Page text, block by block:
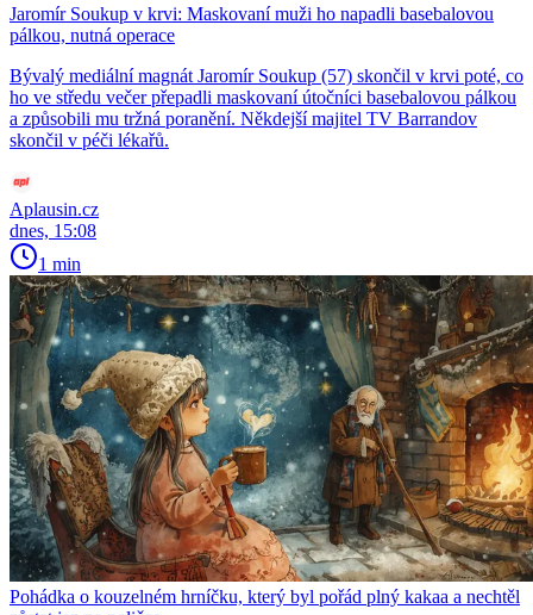
Jaromír Soukup v krvi: Maskovaní muži ho napadli basebalovou
pálkou, nutná operace
Bývalý mediální magnát Jaromír Soukup (57) skončil v krvi poté, co
ho ve středu večer přepadli maskovaní útočníci basebalovou pálkou
a způsobili mu tržná poranění. Někdejší majitel TV Barrandov
skončil v péči lékařů.
Aplausin.cz
dnes, 15:08
1 min
Pohádka o kouzelném hrníčku, který byl pořád plný kakaa a nechtěl